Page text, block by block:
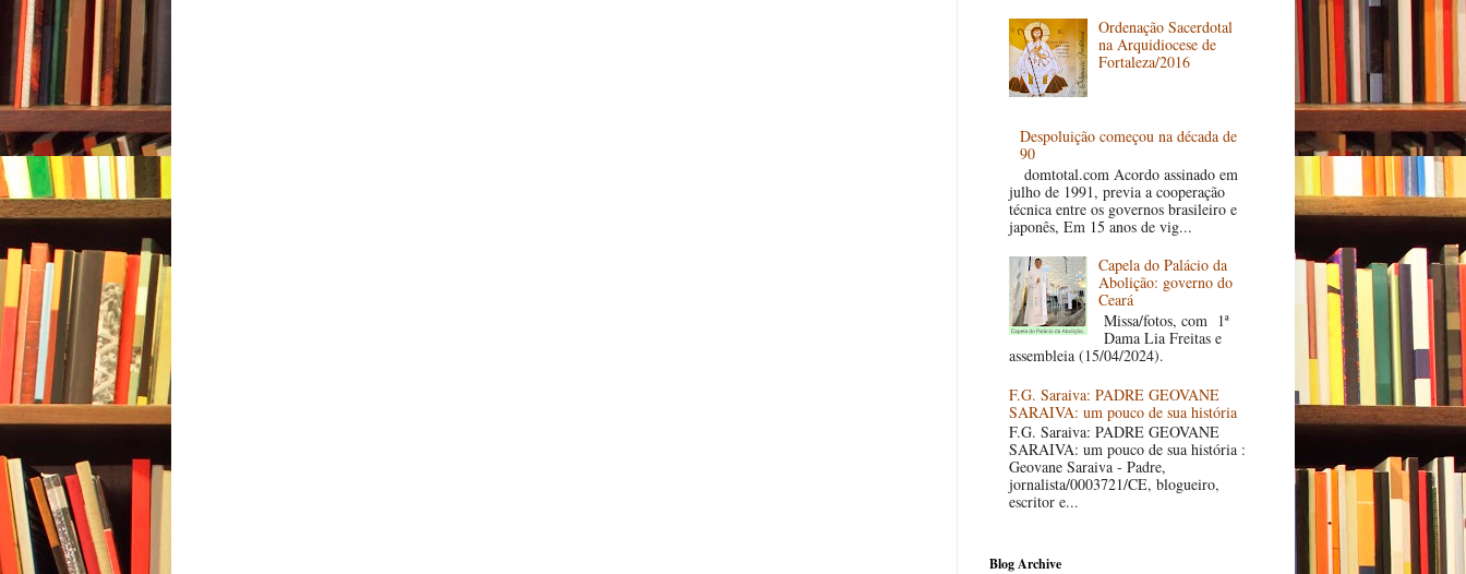
Ordenação Sacerdotal
na Arquidiocese de
Fortaleza/2016
Despoluição começou na década de
90
domtotal.com Acordo assinado em
julho de 1991, previa a cooperação
técnica entre os governos brasileiro e
japonês, Em 15 anos de vig...
Capela do Palácio da
Abolição: governo do
Ceará
Missa/fotos, com 1ª
Dama Lia Freitas e
assembleia (15/04/2024).
F.G. Saraiva: PADRE GEOVANE
SARAIVA: um pouco de sua história
F.G. Saraiva: PADRE GEOVANE
SARAIVA: um pouco de sua história :
Geovane Saraiva - Padre,
jornalista/0003721/CE, blogueiro,
escritor e...
Blog Archive